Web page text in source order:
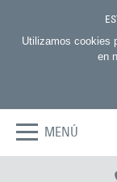
Utilizamos cookies
en
MENÚ